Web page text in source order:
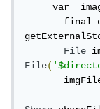
.File
return
}
var
File
File(